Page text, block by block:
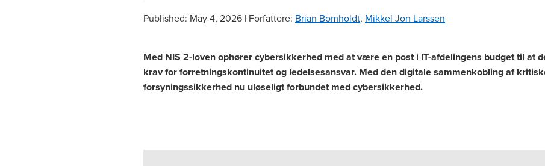
Published: May 4, 2026 | Forfattere: Brian Bomholdt, Mikkel Jon Larssen
Med NIS 2-loven ophører cybersikkerhed med at være en post i IT-afdelingens budget til at
krav for forretningskontinuitet og ledelsesansvar. Med den digitale sammenkobling af
forsyningssikkerhed nu uløseligt forbundet med cybersikkerhed.